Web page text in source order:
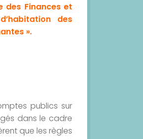
des Finances et
des
».
publics sur
dans le cadre
que les règles